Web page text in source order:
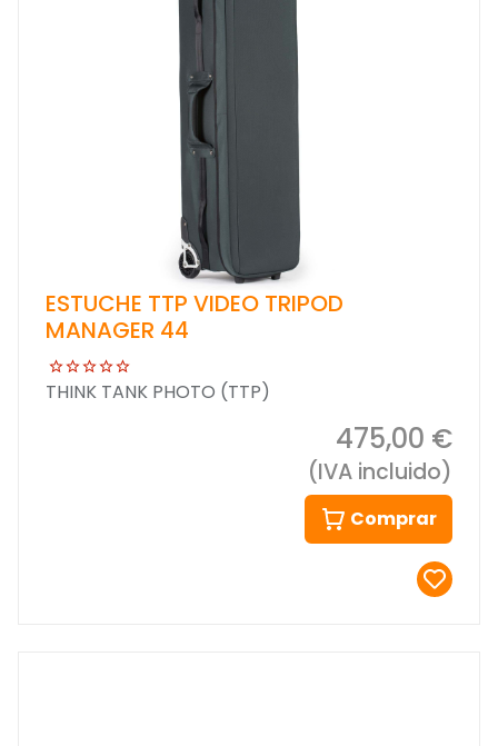
ESTUCHE TTP VIDEO TRIPOD
MANAGER 44
THINK TANK PHOTO (TTP)
475,00 €
(IVA incluido)
Comprar